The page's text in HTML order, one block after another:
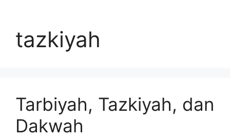
tazkiyah
Tarbiyah, Tazkiyah, dan
Dakwah